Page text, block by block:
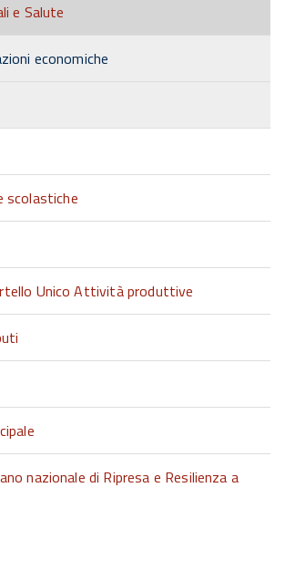
e Salute
economiche
scolastiche
Unico Attività produttive
nazionale di Ripresa e Resilienza a